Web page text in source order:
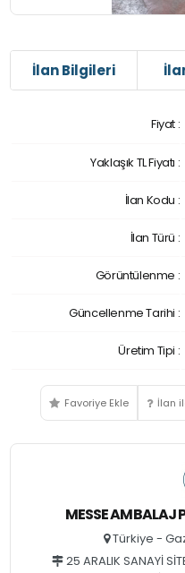
İlan Bilgileri
Fiyat :
Yaklaşık TL Fiyatı :
İlan Kodu :
İlan Türü :
Görüntülenme :
Güncellenme Tarihi :
Üretim Tipi :
Favoriye Ekle İlan
MESSE AMBALAJ
Türkiye -
25 ARALIK SANAYİ